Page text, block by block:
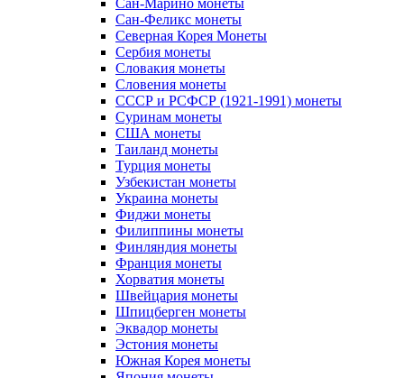
Сан-Марино монеты
Сан-Феликс монеты
Северная Корея Монеты
Сербия монеты
Словакия монеты
Словения монеты
СССР и РСФСР (1921-1991) монеты
Суринам монеты
США монеты
Таиланд монеты
Турция монеты
Узбекистан монеты
Украина монеты
Фиджи монеты
Филиппины монеты
Финляндия монеты
Франция монеты
Хорватия монеты
Швейцария монеты
Шпицберген монеты
Эквадор монеты
Эстония монеты
Южная Корея монеты